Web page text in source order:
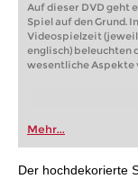
Auf dieser DVD geht
Spiel auf den Grund.
Videospielzeit
englisch) beleuchten
wesentliche Aspekte
Mehr...
Der hochdekorierte